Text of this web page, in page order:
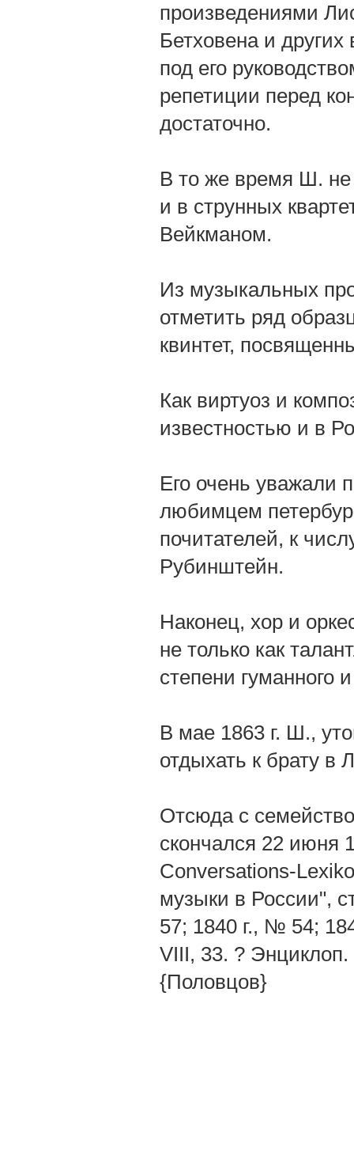
произведениями
Бетховена и
под его
репетиции перед
достаточно.
В то же время Ш. не
и в струнных
Вейкманом.
Из музыкальных
отметить ряд
квинтет,
Как виртуоз и
известностью и в
Его очень уважали
любимцем
почитателей, к
Рубинштейн.
Наконец, хор и
не только как
степени гуманного
В мае 1863 г. Ш.,
отдыхать к брату в
Отсюда с
скончался 22 июня
Conversations-
музыки в России",
57; 1840 г., № 54;
VIII, 33. ? Энциклоп.
{Половцов}